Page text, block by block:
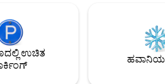
45
ಲೆ
ಅದರ ಕಾಲುವೆಗಳ ಮೇಲ್ಛಾವಣಿಯ
ನೋಟ. ಅಗತ್ಯವಿರುವಂತೆ ಬೇಬಿ ಬೆಡ್
ಉಚಿತ